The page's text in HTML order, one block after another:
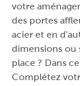
votre
des portes
acier et en
dimensions ou
place ? Dans
Complétez